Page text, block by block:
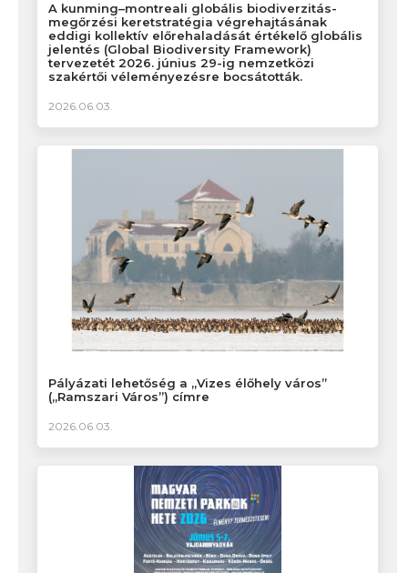
A kunming–montreali globális biodiverzitás-
megőrzési keretstratégia végrehajtásának
eddigi kollektív előrehaladását értékelő globális
jelentés (Global Biodiversity Framework)
tervezetét 2026. június 29-ig nemzetközi
szakértői véleményezésre bocsátották.
2026.06.03.
Pályázati lehetőség a „Vizes élőhely város”
(„Ramszari Város”) címre
2026.06.03.